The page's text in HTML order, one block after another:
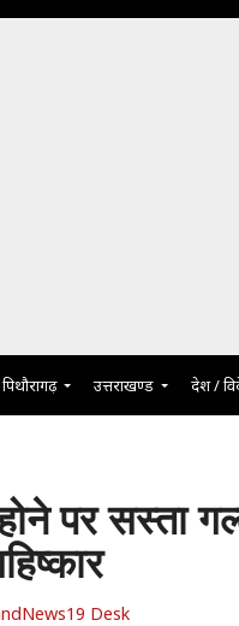
पिथौरागढ़ उत्तराखण्ड देश /
पर सस्ता
Desk